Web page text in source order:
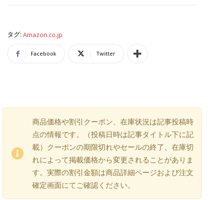
タグ: Amazon.co.jp
Facebook Twitter
商品価格や割引クーポン、在庫状況は記事投稿時
点の情報です。（投稿日時は記事タイトル下に記
載）クーポンの期限切れやセールの終了、在庫切
れによって掲載価格から変更されることがありま
す。実際の割引金額は商品詳細ページおよび注文
確定画面にてご確認ください。